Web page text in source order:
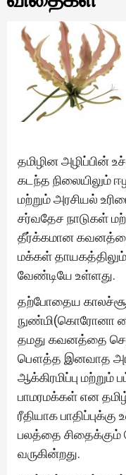
தமிழின அழிப்பின்
கடந்த நிலையிலும்
மற்றும் அரசியல்
சர்வதேச நாடுகள்
தீர்க்கமான
மக்கள் தாயகத்திலும்
வேண்டியே உள்ளது.
தற்போதைய
நுண்மி(கொரோனா
தமது கவனத்தை
பௌத்த இனவாத
ஆக்கிரமிப்பு மற்றும்
பாமரமக்கள் என
ரீதியாக
பலத்தை சிதைக்கும்
வருகின்றது.